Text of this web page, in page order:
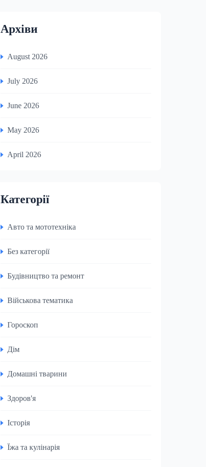
Архіви
August 2026
July 2026
June 2026
May 2026
April 2026
Категорії
Авто та мототехніка
Без категорії
Будівництво та ремонт
Військова тематика
Гороскоп
Дім
Домашні тварини
Здоров'я
Історія
Їжа та кулінарія